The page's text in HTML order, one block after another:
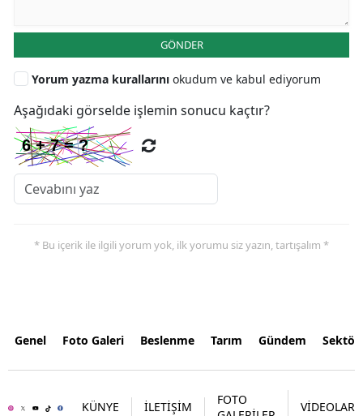
GÖNDER
Yorum yazma kurallarını okudum ve kabul ediyorum
Aşağıdaki görselde işlemin sonucu kaçtır?
* Bu içerik ile ilgili yorum yok, ilk yorumu siz yazın, tartışalım *
Genel Foto Galeri Beslenme Tarım Gündem
KÜNYE İLETİŞİM
FOTO
VİDEOLAR